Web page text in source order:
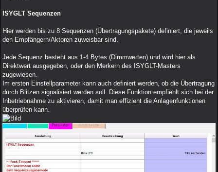
ISYGLT Sequenzen
Hier werden bis zu 8 Sequenzen (Übertragungspakete) definiert, die jeweils
den Empfängern/Aktoren zuweisbar sind.
Jede Sequenz besteht aus 1-4 Bytes (Dimmwerten) und wird hier als
Direktwert ausgegeben, oder den Merkern des ISYGLT-Masters
zugewiesen.
Im ersten Einstellparameter kann auch definiert werden, ob die Übertragung
durch Blitzen signalisiert werden soll. Diese Funktion empfiehlt sich bei der
Inbetriebnahme zu aktivieren, damit man effizient die Anlagenfunktionen
überprüfen kann.